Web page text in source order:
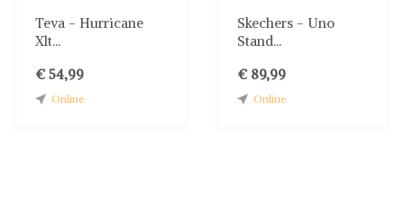
Teva - Hurricane
Xlt...
€ 54,99
Online
Skechers - Uno
Stand...
€ 89,99
Online